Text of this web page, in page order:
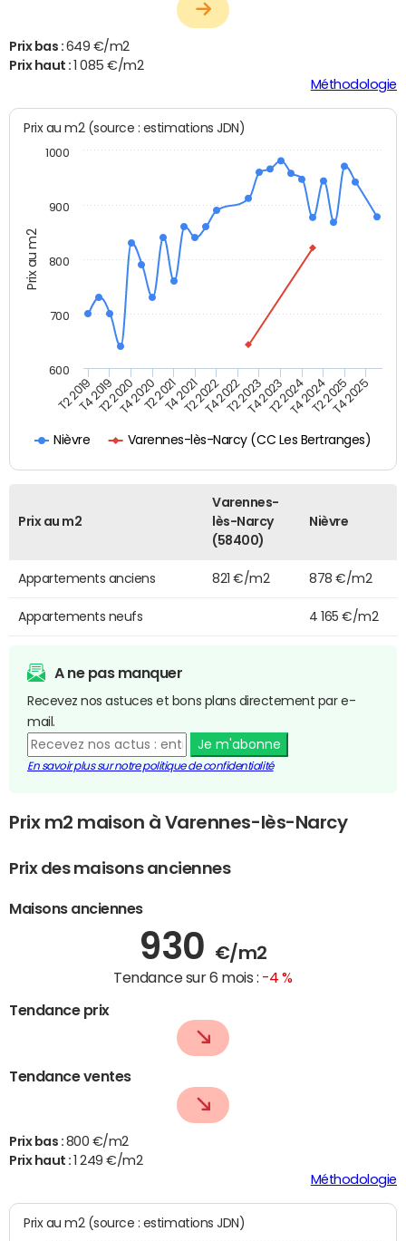
Prix bas : 649 €/m2
Prix haut :1 085 €/m2
Méthodologie
Prix au m2
Prix au m2 (source : estimations JDN)
Nièvre Varennes-lès-Narcy (CC Les Bertranges)
T2 2019T4 2019T2 2020T4 2020T2 2021T4 2021T2 2022T4 2022T2 2023T4 2023T2 2024T4 2024T2 2025T4 2025
600
700
800
900
1000
Prix au m2
Varennes-
lès-Narcy
(58400)
Nièvre
Appartements anciens 821 €/m2 878 €/m2
Appartements neufs 4 165 €/m2
A ne pas manquer
Recevez nos astuces et bons plans directement par e-
mail.
Je m'abonne
En savoir plus sur notre politique de confidentialité
Prix m2 maison à Varennes-lès-Narcy
Prix des maisons anciennes
Maisons anciennes
930 €/m2
Tendance sur 6 mois : -4 %
Tendance prix
Tendance ventes
Prix bas : 800 €/m2
Prix haut :
1 249 €/m2
Méthodologie
Prix au m2 (source : estimations JDN)